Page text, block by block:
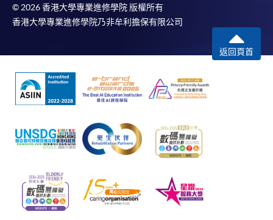
© 2026 香港大學專業進修學院 版權所有
香港大學專業進修學院乃非牟利擔保有限公司
返回頁首